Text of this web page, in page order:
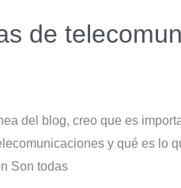
de
del blog, creo que es
y qué es lo
Son todas